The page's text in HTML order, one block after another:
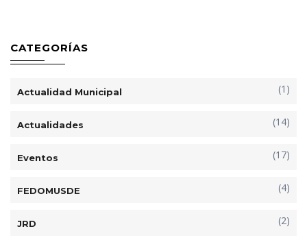
CATEGORÍAS
Actualidad Municipal (1)
Actualidades (14)
Eventos (17)
FEDOMUSDE (4)
JRD (2)